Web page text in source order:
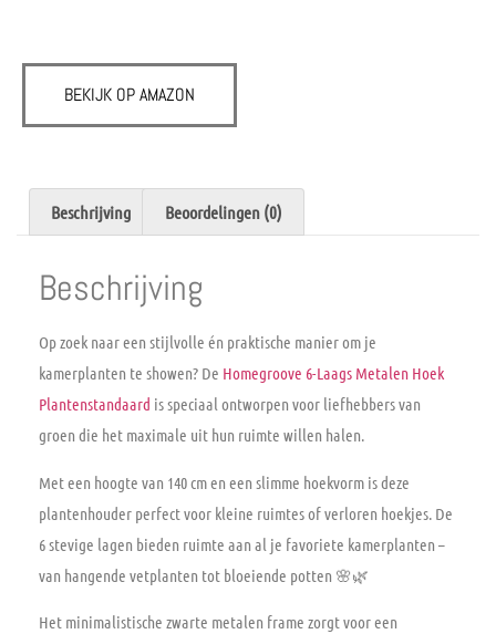
BEKIJK OP AMAZON
Beschrijving Beoordelingen (0)
Beschrijving
Op zoek naar een stijlvolle én praktische manier om je
kamerplanten te showen? De Homegroove 6-Laags Metalen Hoek
Plantenstandaard is speciaal ontworpen voor liefhebbers van
groen die het maximale uit hun ruimte willen halen.
Met een hoogte van 140 cmen een slimme hoekvorm is deze
plantenhouder perfect voor kleine ruimtes of verloren hoekjes. De
6 stevige lagen bieden ruimte aan al je favoriete kamerplanten –
van hangende vetplanten tot bloeiende potten 🌸🌿
Het minimalistische zwarte metalen frame zorgt voor een